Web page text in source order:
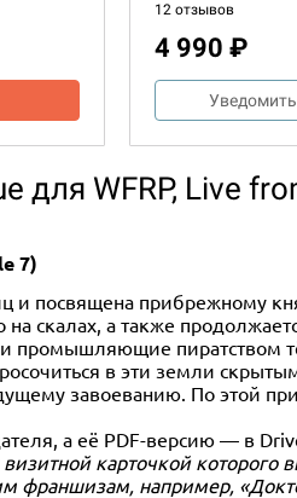
12 отзывов
4 990 ₽
для WFRP, Live
7)
и посвящена прибрежному
скалах, а также
промышляющие пиратством
в эти земли
завоеванию. По этой
а её PDF-версию — в
карточкой которого
франшизам, например,